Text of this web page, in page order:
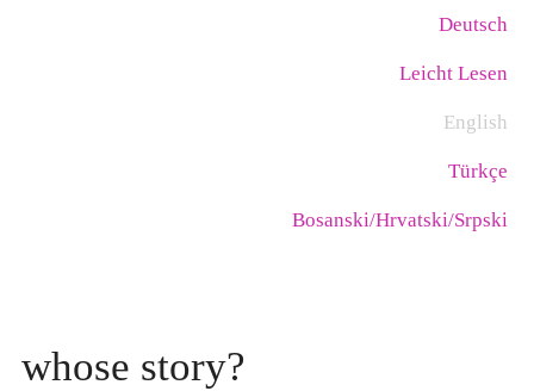
Deutsch
Leicht Lesen
English
Türkçe
Bosanski/Hrvatski/Srpski
whose story?